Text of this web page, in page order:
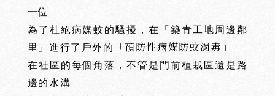
沅 沅
一位
為了杜絕病媒蚊的騷擾，在「築青工地周邊鄰
里」進行了戶外的
「預防性病媒防蚊消毒」
在社區的每個角落，不管是門前植栽區還是路
邊的水溝